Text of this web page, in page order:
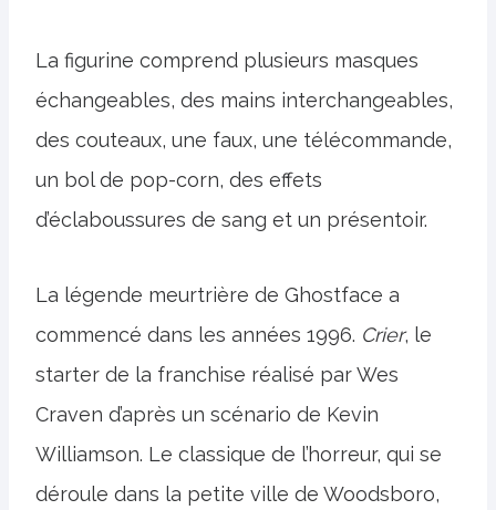
La figurine comprend plusieurs masques
échangeables, des mains interchangeables,
des couteaux, une faux, une télécommande,
un bol de pop-corn, des effets
d’éclaboussures de sang et un présentoir.
La légende meurtrière de Ghostface a
commencé dans les années 1996. Crier, le
starter de la franchise réalisé par Wes
Craven d’après un scénario de Kevin
Williamson. Le classique de l’horreur, qui se
déroule dans la petite ville de Woodsboro,